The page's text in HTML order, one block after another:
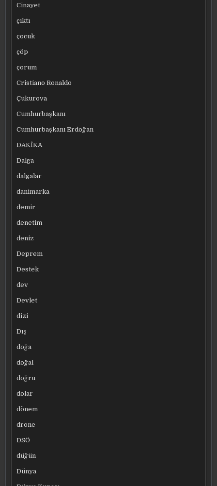
Cinayet
çıktı
çocuk
çöp
çorum
Cristiano Ronaldo
Çukurova
Cumhurbaşkanı
Cumhurbaşkanı Erdoğan
DAKİKA
Dalga
dalgalar
danimarka
demir
denetim
deniz
Deprem
Destek
dev
Devlet
dizi
Dış
doğa
doğal
doğru
dolar
dönem
drone
DSÖ
düğün
Dünya